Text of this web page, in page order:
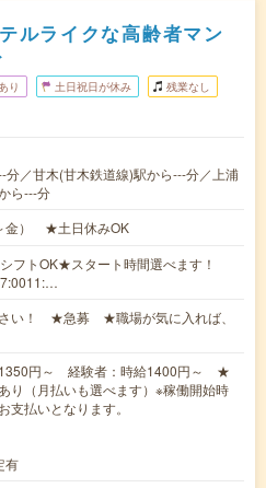
ルライクな高齢者マン
り 土日祝日が休み 残業なし
分／甘木(甘木鉄道線)駅から---分／上浦
ら---分
金） ★土日休みOK
フトOK★スタート時間選べます！
い！ ★急募 ★職場が気に入れば、
1350円～ 経験者：時給1400円～ ★
り（月払いも選べます）※稼働開始時
支払いとなります。
有